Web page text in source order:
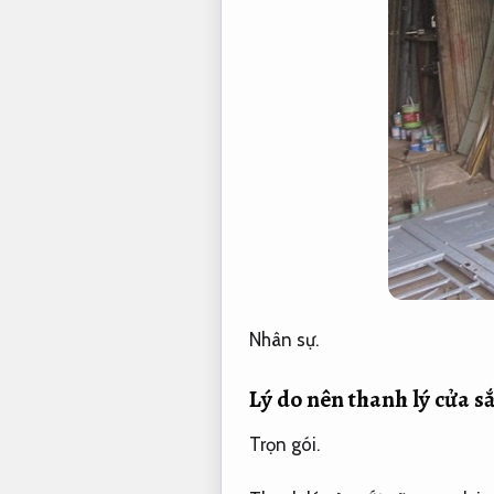
Nhân sự.
Lý do nên thanh lý cửa
Trọn gói.